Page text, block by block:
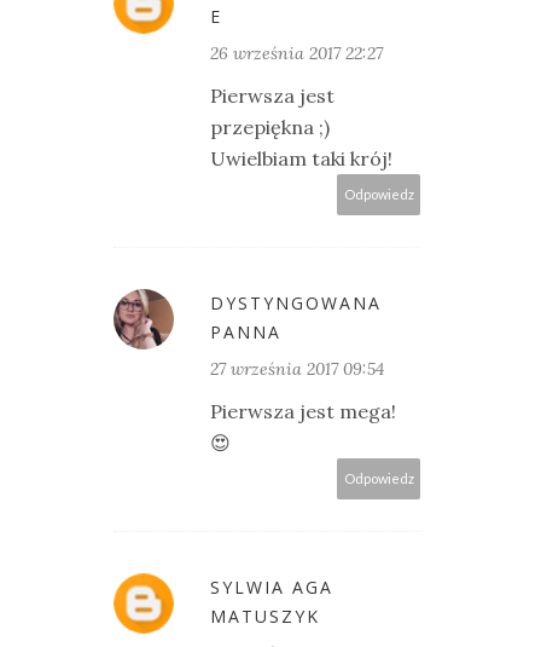
E
26 września 2017 22:27
Pierwsza jest
przepiękna ;)
Uwielbiam taki krój!
Odpowiedz
DYSTYNGOWANA
PANNA
27 września 2017 09:54
Pierwsza jest mega!
😍
Odpowiedz
SYLWIA AGA
MATUSZYK